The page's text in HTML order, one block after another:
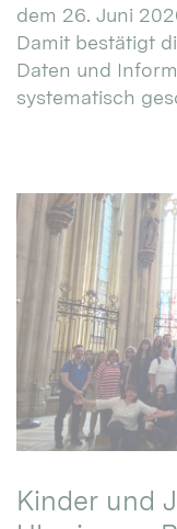
dem 26. Juni
Damit bestätigt
Daten und
systematisch
Kinder und